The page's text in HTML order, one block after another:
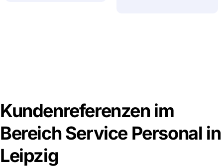
Kundenreferenzen im
Bereich Service Personal in
Leipzig